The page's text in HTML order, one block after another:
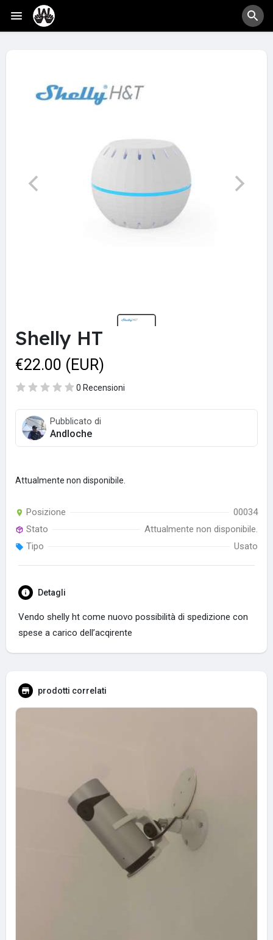
Shelly HT
€22.00 (EUR)
0 Recensioni
Pubblicato di
Andloche
Attualmente non disponibile.
Posizione
00034
Stato
Attualmente non disponibile.
Tipo
Usato
Detagli
Vendo shelly ht come nuovo possibilità di spedizione con
spese a carico dell’acqirente
prodotti correlati